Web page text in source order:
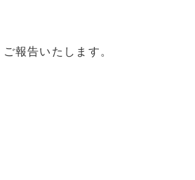
報告いたします。